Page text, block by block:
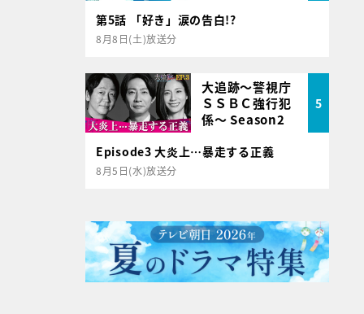
第5話 「好き」涙の告白!?
8月8日(土)放送分
大追跡～警視庁
ＳＳＢＣ強行犯
係～ Season2
5
Episode3 大炎上…暴走する正義
8月5日(水)放送分